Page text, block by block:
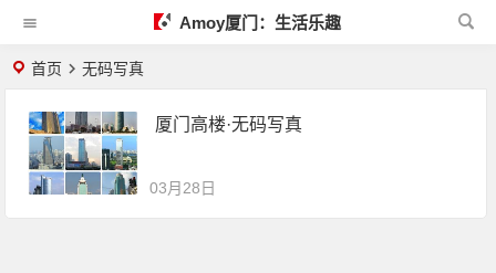
Amoy厦门：生活乐趣
首页 无码写真
厦门高楼·无码写真
03月28日